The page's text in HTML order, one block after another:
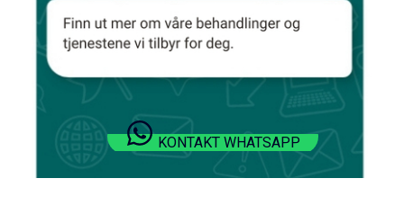
KONTAKT WHATSAPP